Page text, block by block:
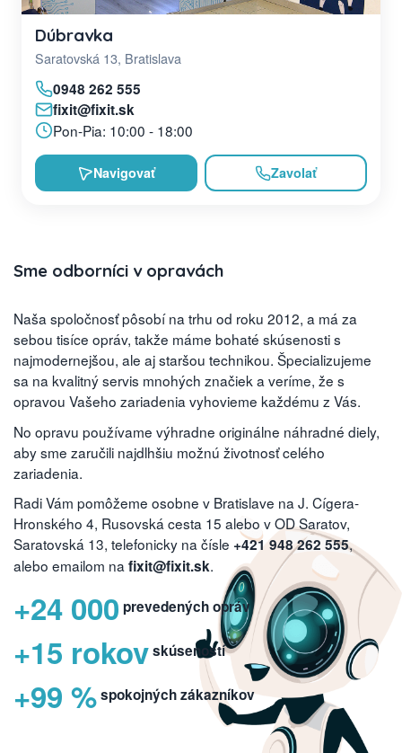
Dúbravka
Saratovská 13, Bratislava
0948 262 555
fixit@fixit.sk
Pon-Pia: 10:00 - 18:00
Navigovať Zavolať
Sme odborníci v opravách
Naša spoločnosť pôsobí na trhu od roku 2012, a má za
sebou tisíce opráv, takže máme bohaté skúsenosti s
najmodernejšou, ale aj staršou technikou. Špecializujeme
sa na kvalitný servis mnohých značiek a veríme, že s
opravou Vašeho zariadenia vyhovieme každému z Vás.
No opravu používame výhradne originálne náhradné diely,
aby sme zaručili najdlhšiu možnú životnosť celého
zariadenia.
Radi Vám pomôžeme osobne v Bratislave na J. Cígera-
Hronského 4, Rusovská cesta 15 alebo v OD Saratov,
Saratovská 13, telefonicky na čísle +421 948 262 555,
alebo emailom na fixit@fixit.sk.
+24 000 prevedených opráv
+15 rokovskúseností
+99 %spokojných zákazníkov